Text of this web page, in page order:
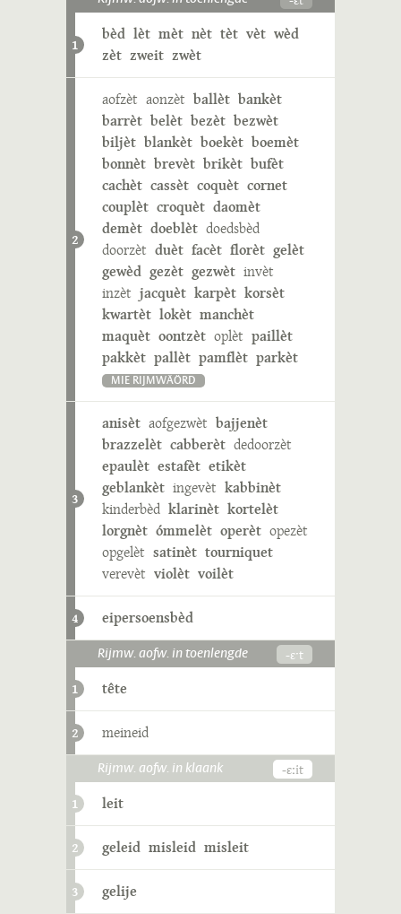
1
bèd lèt mèt nèt tèt vèt wèd
zèt zweit zwèt
2
aofzèt aonzèt ballèt bankèt
barrèt belèt bezèt bezwèt
biljèt blankèt boekèt boemèt
bonnèt brevèt brikèt bufèt
cachèt cassèt coquèt cornet
couplèt croquèt daomèt
demèt doeblèt doedsbèd
doorzèt duèt facèt florèt gelèt
gewèd gezèt gezwèt invèt
inzèt jacquèt karpèt korsèt
kwartèt lokèt manchèt
maquèt oontzèt oplèt paillèt
pakkèt pallèt pamflèt parkèt
MIE RIJMWÄÖRD
3
anisèt aofgezwèt bajjenèt
brazzelèt cabberèt dedoorzèt
epaulèt estafèt etikèt
geblankèt ingevèt kabbinèt
kinderbèd klarinèt kortelèt
lorgnèt ómmelèt operèt opezèt
opgelèt satinèt tourniquet
verevèt violèt voilèt
4 eipersoensbèd
Rijmw. aofw. in toenlengde -ɛˑt
1 tête
2 meineid
Rijmw. aofw. in klaank -ɛːit
1 leit
2 geleid misleid misleit
3 gelije